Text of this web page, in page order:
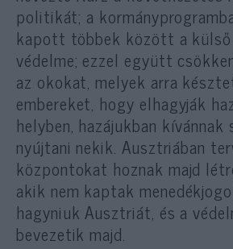
politikát; a
kapott többek között a
védelme; ezzel együtt
az okokat, melyek arra
embereket, hogy elhagyják
helyben, hazájukban
nyújtani nekik. Ausztriában
központokat hoznak majd
akik nem kaptak
hagyniuk Ausztriát, és a
bevezetik majd.